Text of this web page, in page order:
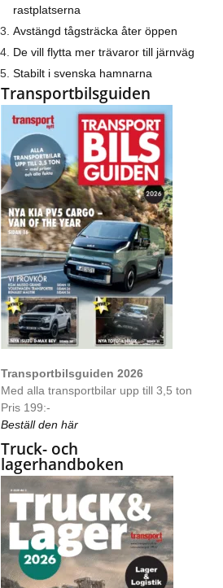
rastplatserna
Avstängd tågsträcka åter öppen
De vill flytta mer trävaror till järnväg
Stabilt i svenska hamnarna
Transportbilsguiden
Transportbilsguiden 2026
Med alla transportbilar upp till 3,5 ton
Pris 199:-
Beställ den här
Truck- och
lagerhandboken